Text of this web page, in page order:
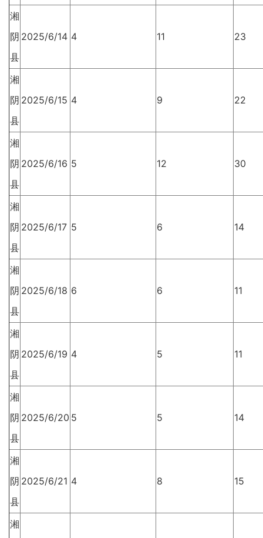
湘
阴
县
2025/6/14 4 11 23
湘
阴
县
2025/6/15 4 9 22
湘
阴
县
2025/6/16 5 12 30
湘
阴
县
2025/6/17 5 6 14
湘
阴
县
2025/6/18 6 6 11
湘
阴
县
2025/6/19 4 5 11
湘
阴
县
2025/6/20 5 5 14
湘
阴
县
2025/6/21 4 8 15
湘